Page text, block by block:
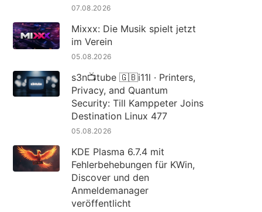
07.08.2026
Mixxx: Die Musik spielt jetzt
im Verein
05.08.2026
s3n📺tube 🇬🇧i11l · Printers,
Privacy, and Quantum
Security: Till Kamppeter Joins
Destination Linux 477
05.08.2026
KDE Plasma 6.7.4 mit
Fehlerbehebungen für KWin,
Discover und den
Anmeldemanager
veröffentlicht